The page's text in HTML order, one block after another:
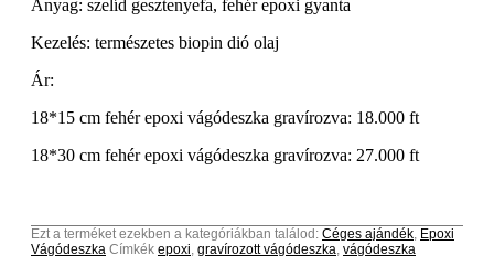
Anyag: szelíd gesztenyefa, fehér epoxi gyanta
Kezelés: természetes biopin dió olaj
Ár:
18*15 cm fehér epoxi vágódeszka gravírozva: 18.000 ft
18*30 cm fehér epoxi vágódeszka gravírozva: 27.000 ft
Ezt a terméket ezekben a kategóriákban találod: Céges ajándék, Epoxi
Vágódeszka Címkék epoxi, gravírozott vágódeszka, vágódeszka